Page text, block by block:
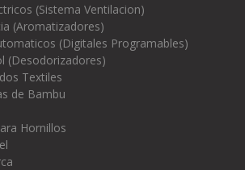
(Sistema Ventilacion)
(Aromatizadores)
(Digitales Programables)
(Desodorizadores)
Textiles
de Bambu
Hornillos